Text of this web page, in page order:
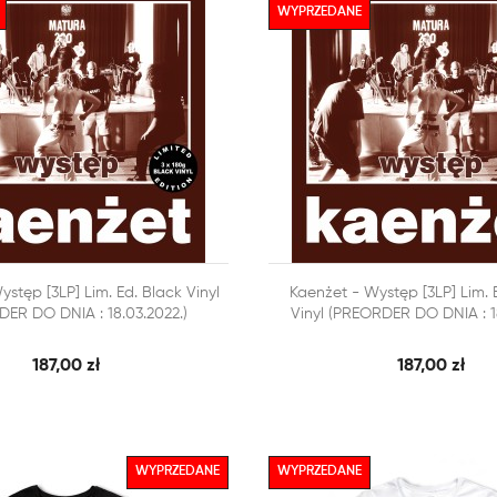
KOSZYKA SZYBKI PODGLĄD
[3LP] Lim. Ed. Black Vinyl
DO DNIA : 18.03.2022.)
187,00 zł
DODAJ DO KOSZYKA 
Kaenżet - Występ [3LP] Lim.
Vinyl (PREORDER DO DNIA :
187,00 zł
WYPRZEDANE
WYPRZEDANE WYPRZEDANE